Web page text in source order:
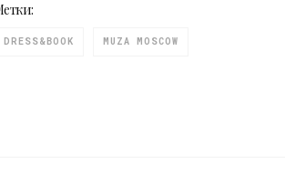
DRESS&BOOK MUZA MOSCOW